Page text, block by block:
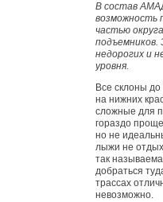
В состав
возможность
частью
подъемников.
недорогих и
уровня.
Все склоны
на нижних
сложные для
гораздо
но не
лыжи не
так
добраться
трассах
невозможно.